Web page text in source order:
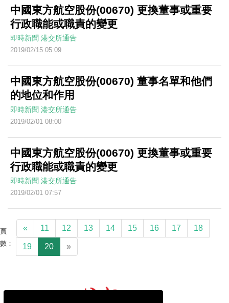
中國東方航空股份(00670) 更換董事或重要
行政職能或職責的變更
即時新聞 港交所通告
2019/02/15 05:09
中國東方航空股份(00670) 董事名單和他們
的地位和作用
即時新聞 港交所通告
2019/02/01 08:00
中國東方航空股份(00670) 更換董事或重要
行政職能或職責的變更
即時新聞 港交所通告
2019/02/01 07:57
頁
數：
« 11 12 13 14 15 16 17 18
19 20 »